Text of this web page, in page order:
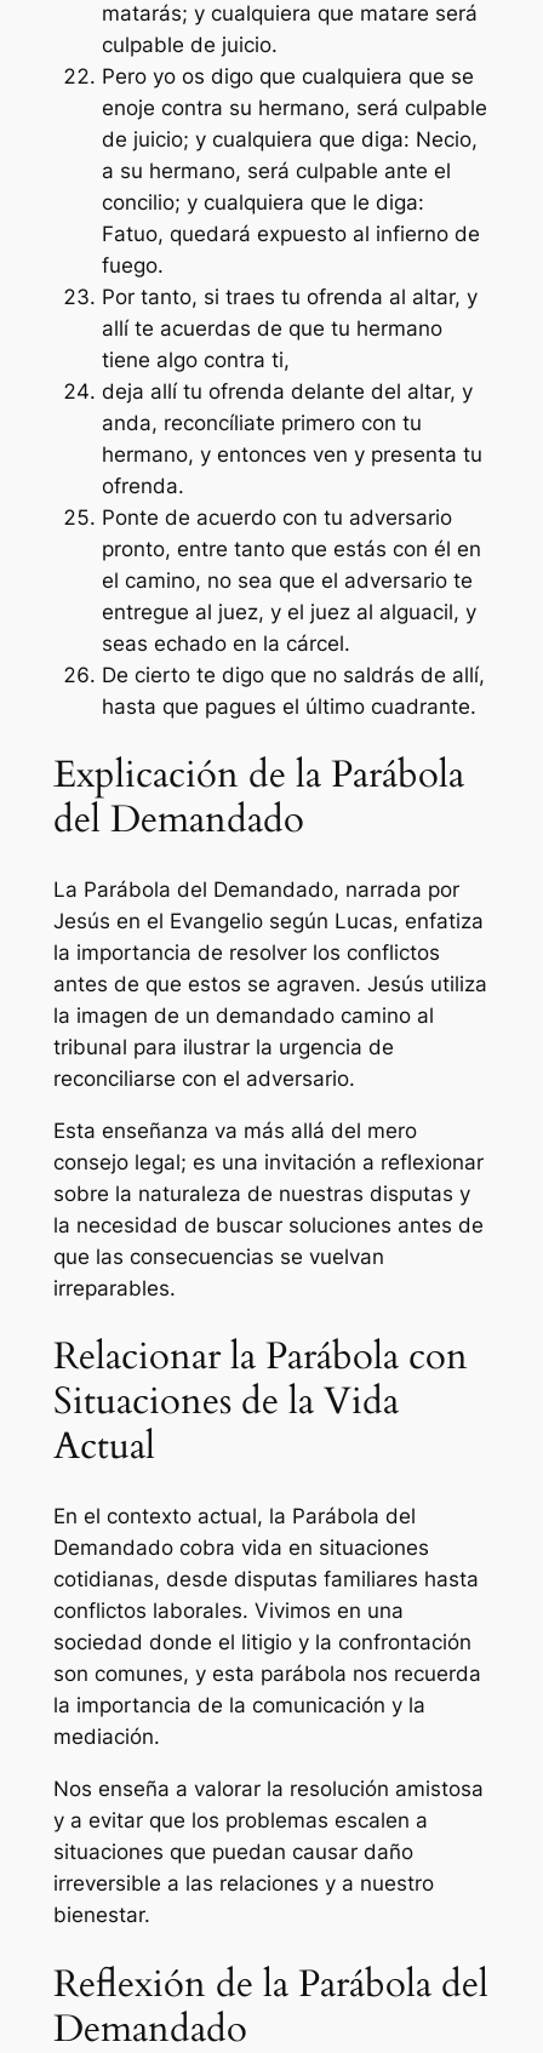
matarás; y cualquiera que matare será
culpable de juicio.
Pero yo os digo que cualquiera que se
enoje contra su hermano, será culpable
de juicio; y cualquiera que diga: Necio,
a su hermano, será culpable ante el
concilio; y cualquiera que le diga:
Fatuo, quedará expuesto al infierno de
fuego.
Por tanto, si traes tu ofrenda al altar, y
allí te acuerdas de que tu hermano
tiene algo contra ti,
deja allí tu ofrenda delante del altar, y
anda, reconcíliate primero con tu
hermano, y entonces ven y presenta tu
ofrenda.
Ponte de acuerdo con tu adversario
pronto, entre tanto que estás con él en
el camino, no sea que el adversario te
entregue al juez, y el juez al alguacil, y
seas echado en la cárcel.
De cierto te digo que no saldrás de allí,
hasta que pagues el último cuadrante.
Explicación de la Parábola
del Demandado
La Parábola del Demandado, narrada por
Jesús en el Evangelio según Lucas, enfatiza
la importancia de resolver los conflictos
antes de que estos se agraven. Jesús utiliza
la imagen de un demandado camino al
tribunal para ilustrar la urgencia de
reconciliarse con el adversario.
Esta enseñanza va más allá del mero
consejo legal; es una invitación a reflexionar
sobre la naturaleza de nuestras disputas y
la necesidad de buscar soluciones antes de
que las consecuencias se vuelvan
irreparables.
Relacionar la Parábola con
Situaciones de la Vida
Actual
En el contexto actual, la Parábola del
Demandado cobra vida en situaciones
cotidianas, desde disputas familiares hasta
conflictos laborales. Vivimos en una
sociedad donde el litigio y la confrontación
son comunes, y esta parábola nos recuerda
la importancia de la comunicación y la
mediación.
Nos enseña a valorar la resolución amistosa
y a evitar que los problemas escalen a
situaciones que puedan causar daño
irreversible a las relaciones y a nuestro
bienestar.
Reflexión de la Parábola del
Demandado